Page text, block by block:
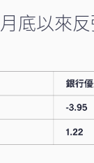
底以來